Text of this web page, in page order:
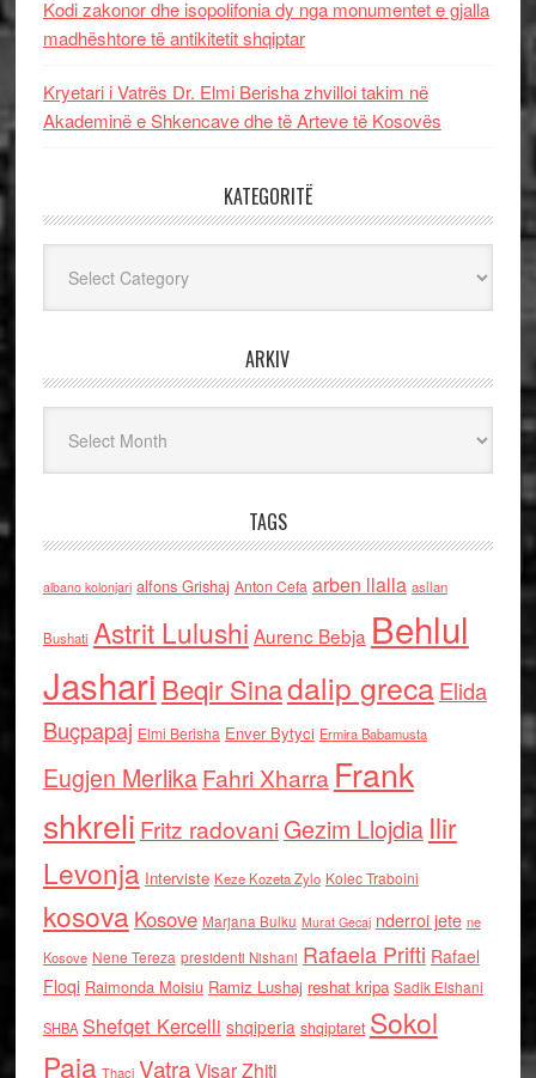
Kodi zakonor dhe isopolifonia dy nga monumentet e gjalla
madhështore të antikitetit shqiptar
Kryetari i Vatrës Dr. Elmi Berisha zhvilloi takim në
Akademinë e Shkencave dhe të Arteve të Kosovës
KATEGORITË
ARKIV
TAGS
albano kolonjari alfons Grishaj Anton Cefa arben llalla asllan
Bushati Astrit Lulushi Aurenc Bebja Behlul
Jashari Beqir Sinadalip grecaElida
Buçpapaj Elmi Berisha Enver Bytyci Ermira Babamusta
Eugjen MerlikaFahri Xharra Frank
shkreli Fritz radovaniGezim Llojdia Ilir
Levonja Interviste Keze Kozeta Zylo Kolec Traboini
kosova Kosove Marjana Bulku Murat Gecaj nderroi jete ne
Kosove Nene Tereza presidenti Nishani Rafaela Prifti Rafael
Floqi Raimonda Moisiu Ramiz Lushaj reshat kripa Sadik Elshani
SHBA Shefqet Kercelli shqiperia shqiptaret Sokol
Paja Thaci VatraVisar Zhiti